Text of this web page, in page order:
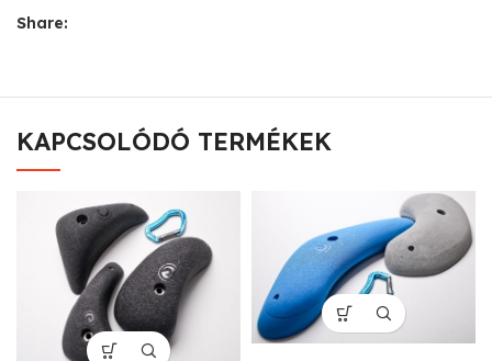
Share:
KAPCSOLÓDÓ TERMÉKEK